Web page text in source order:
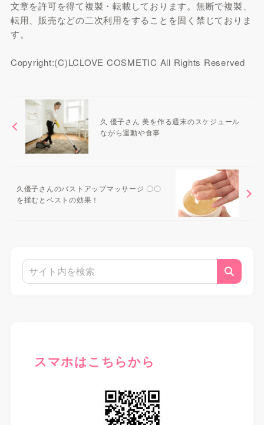
文章を許可を得て複製・転載しております。無断で複製、
転用、販売などの二次利用をすることを固く禁じておりま
す。
Copyright:(C)LCLOVE COSMETIC All Rights Reserved
久 優子さん 美を作る週末のスケジュール
ながら運動や食事
久優子さんのバストアップマッサージ 〇〇
を揉むとベストの効果！
スマホはこちらから